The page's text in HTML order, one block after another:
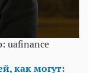
uafinance
как могут: